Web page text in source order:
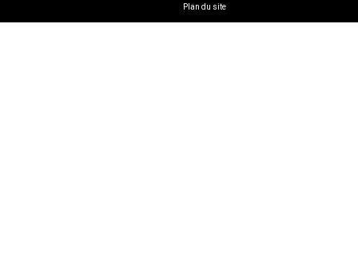
Plan du site